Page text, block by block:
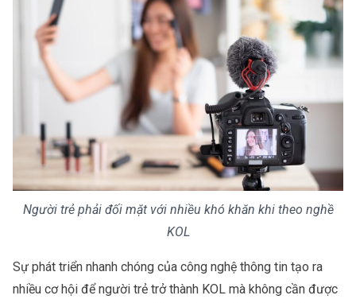
Người trẻ phải đối mặt với nhiều khó khăn khi theo nghề
KOL
Sự phát triển nhanh chóng của công nghệ thông tin tạo ra
nhiều cơ hội để người trẻ trở thành KOL mà không cần được